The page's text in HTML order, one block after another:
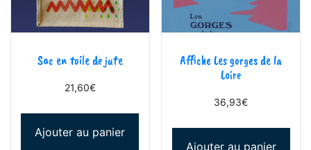
Sac en toile de jute
21,60€
Ajouter au panier
Affiche Les gorges de la
Loire
36,93€
Ajouter au panier